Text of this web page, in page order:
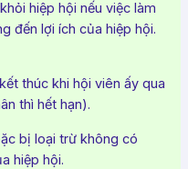
hiệp hội nếu việc làm
đến lợi ích của hiệp hội.
thúc khi hội viên ấy qua
thì hết hạn).
bị loại trừ không có
hiệp hội.